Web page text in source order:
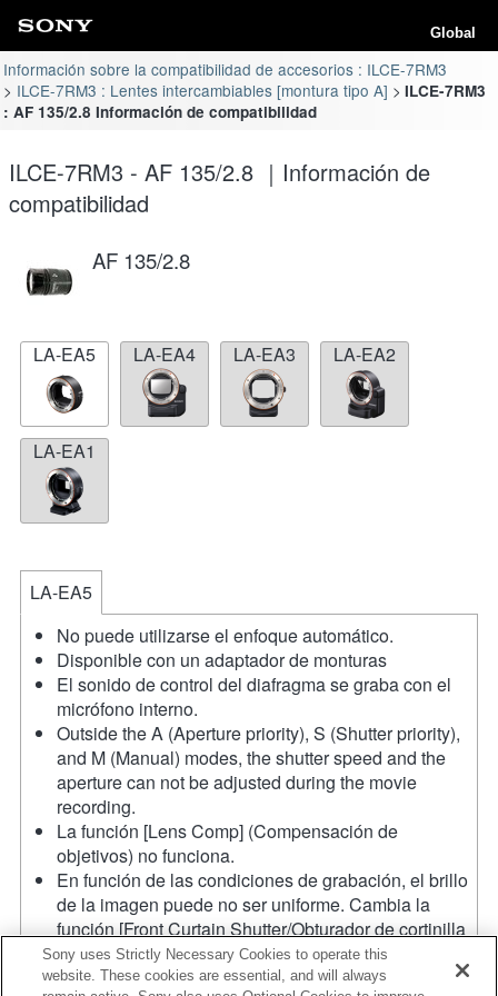
Global
Información sobre la compatibilidad de accesorios : ILCE-7RM3
ILCE-7RM3 : Lentes intercambiables [montura tipo A]
ILCE-7RM3
: AF 135/2.8 Información de compatibilidad
ILCE-7RM3 - AF 135/2.8 ｜Información de
compatibilidad
AF 135/2.8
LA-EA5 LA-EA4 LA-EA3 LA-EA2
LA-EA1
LA-EA5
No puede utilizarse el enfoque automático.
Disponible con un adaptador de monturas
El sonido de control del diafragma se graba con el
micrófono interno.
Outside the A (Aperture priority), S (Shutter priority),
and M (Manual) modes, the shutter speed and the
aperture can not be adjusted during the movie
recording.
La función [Lens Comp] (Compensación de
objetivos) no funciona.
En función de las condiciones de grabación, el brillo
de la imagen puede no ser uniforme. Cambia la
función [Front Curtain Shutter/Obturador de cortinilla
frontal] a [Off/Apagado].
Si acoplas la [lente del tipo A-mount] usando un
Sony uses Strictly Necessary Cookies to operate this
website. These cookies are essential, and will always